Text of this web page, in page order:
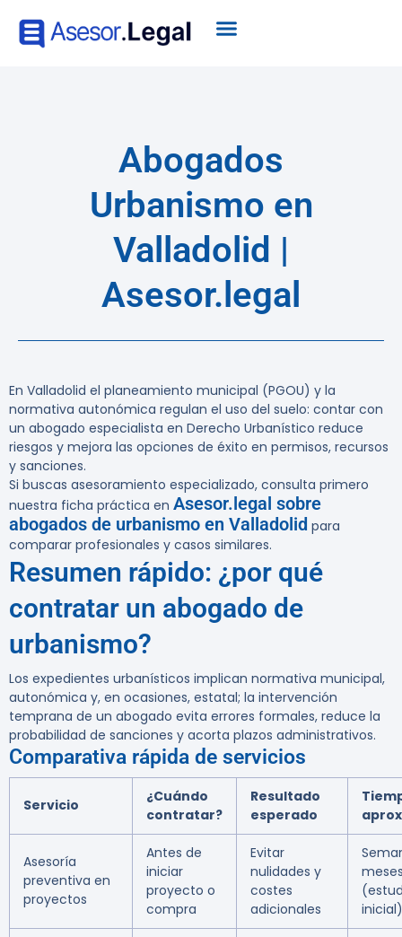
Abogados
Urbanismo en
Valladolid |
Asesor.legal
En Valladolid el planeamiento municipal (PGOU) y la
normativa autonómica regulan el uso del suelo: contar con
un abogado especialista en Derecho Urbanístico reduce
riesgos y mejora las opciones de éxito en permisos, recursos
y sanciones.
Si buscas asesoramiento especializado, consulta primero
nuestra ficha práctica en Asesor.legal sobre
abogados de urbanismo en Valladolid para
comparar profesionales y casos similares.
Resumen rápido: ¿por qué
contratar un abogado de
urbanismo?
Los expedientes urbanísticos implican normativa municipal,
autonómica y, en ocasiones, estatal; la intervención
temprana de un abogado evita errores formales, reduce la
probabilidad de sanciones y acorta plazos administrativos.
Comparativa rápida de servicios
Servicio
¿Cuándo
contratar?
Resultado
esperado
Asesoría
preventiva en
proyectos
Antes de
iniciar
proyecto o
compra
Evitar
nulidades y
costes
adicionales
inicial)